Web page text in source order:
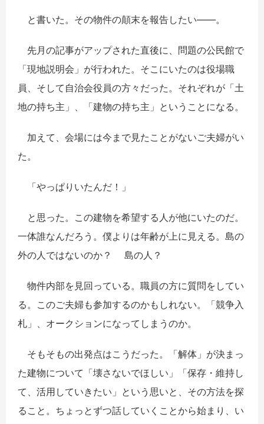
と書いた。その物件の顛末を報告したい――。
先月の記事がアップされた直後に、問題の公民館で
「現地説明会」が行われた。そこにいたのは役場職
員、そして自治会役員の方々だった。それぞれが「土
地の持ち主」、「建物の持ち主」ということになる。
加えて、会場には今まで見たことがないご夫婦がい
た。
「やっぱりいたんだ！」
と思った。この建物を希望する人が他にいたのだ。
一体誰なんだろう。僕よりは年齢が上に見える。島の
外の人ではないのか？ 島の人？
物件内部を見回っている。職員の方に質問をしてい
る。このご夫婦も参加するのかもしれない。「競争入
札」、オークションになってしまうのか。
そもそもの出発点はこうだった。「解体」が決まっ
た建物について「壊さないでほしい」「保存・維持し
て、活用していきたい」という思いと、その方法を探
ること。ちょっとずつ話していくことから始まり、い